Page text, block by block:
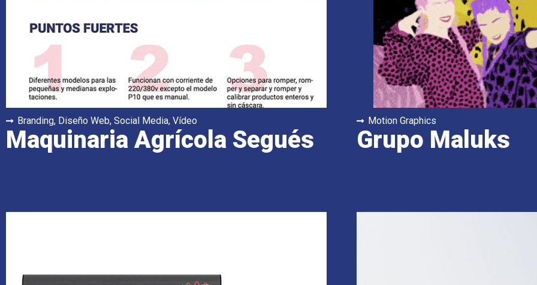
Branding, Diseño Web, Social Media, Vídeo
Maquinaria Agrícola Segués
Motion Graphics
Grupo Maluks